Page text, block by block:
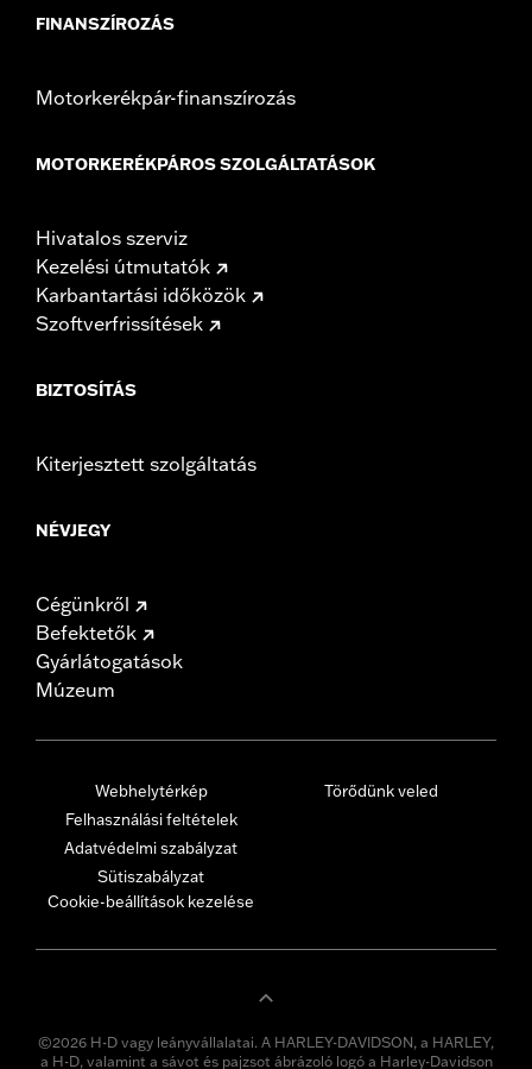
FINANSZÍROZÁS
Motorkerékpár-finanszírozás
MOTORKERÉKPÁROS SZOLGÁLTATÁSOK
Hivatalos szerviz
Kezelési útmutatók
Karbantartási időközök
Szoftverfrissítések
BIZTOSÍTÁS
Kiterjesztett szolgáltatás
NÉVJEGY
Cégünkről
Befektetők
Gyárlátogatások
Múzeum
Webhelytérkép
Felhasználási feltételek
Adatvédelmi szabályzat
Sütiszabályzat
Cookie-beállítások kezelése
Törődünk veled
©2026 H-D vagy leányvállalatai. A HARLEY-DAVIDSON, a HARLEY,
a H-D, valamint a sávot és pajzsot ábrázoló logó a Harley-Davidson